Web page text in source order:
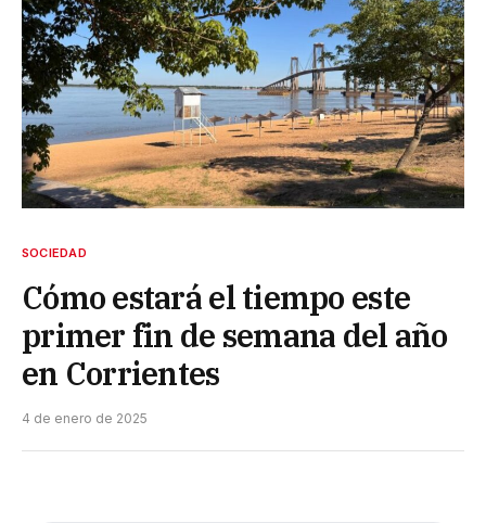
SOCIEDAD
Cómo estará el tiempo este
primer fin de semana del año
en Corrientes
4 de enero de 2025